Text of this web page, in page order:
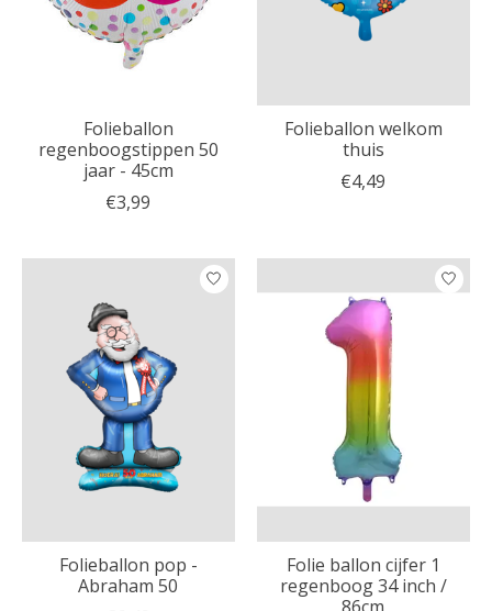
Folieballon
regenboogstippen 50
jaar - 45cm
€3,99
Folieballon welkom
thuis
€4,49
Folieballon pop -
Abraham 50
Folie ballon cijfer 1
regenboog 34 inch /
86cm